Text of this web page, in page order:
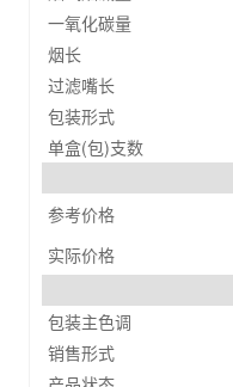
一氧化碳量
烟长
过滤嘴长
包装形式
单盒(包)支数
参考价格
实际价格
包装主色调
销售形式